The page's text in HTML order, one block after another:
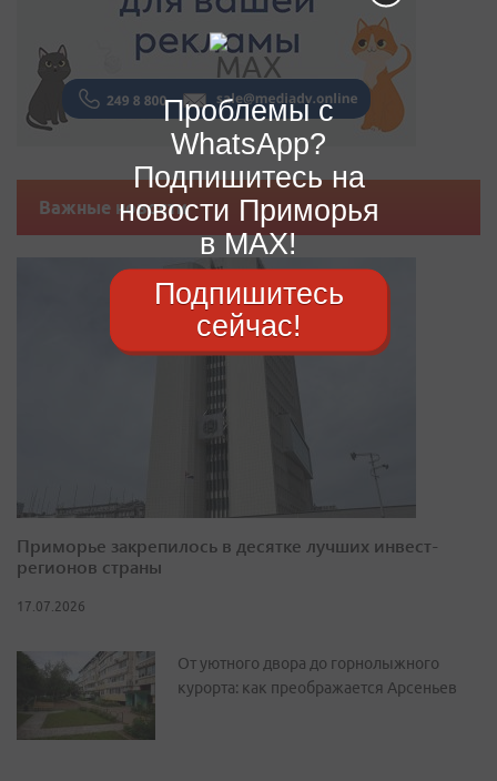
Важные новости
Приморье закрепилось в десятке лучших инвест-
регионов страны
17.07.2026
От уютного двора до горнолыжного
курорта: как преображается Арсеньев
Проблемы с
WhatsApp?
Подпишитесь на
новости Приморья
в MAX!
Подпишитесь
сейчас!